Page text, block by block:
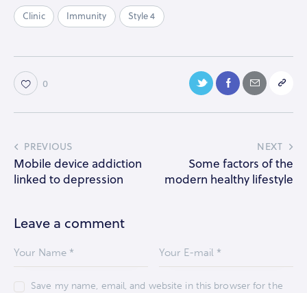
Clinic Immunity Style 4
0
PREVIOUS
Mobile device addiction
linked to depression
NEXT
Some factors of the
modern healthy lifestyle
Leave a comment
Save my name, email, and website in this browser for the